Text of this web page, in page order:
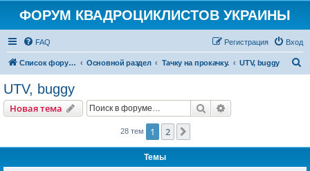
ФОРУМ КВАДРОЦИКЛИСТОВ УКРАИНЫ
FAQ Вход
Регистрация
Список форумов Основной раздел Тачку на прокачку. UTV, buggy
UTV, buggy
Новая тема Поиск
28 тем 1 2
Темы